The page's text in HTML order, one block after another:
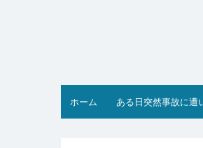
ホーム ある日突然事故に遭